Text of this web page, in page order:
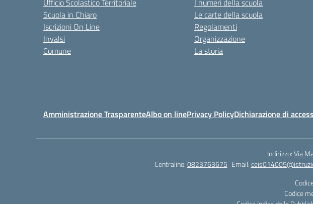
Ufficio Scolastico Territoriale
Scuola in Chiaro
Iscrizioni On Line
Invalsi
Comune
I numeri della scuola
Le carte della scuola
Regolamenti
Organizzazione
La storia
Amministrazione TrasparenteAlbo on linePrivacy PolicyDichiarazione di
Indirizzo:Via
Centralino:0823763675 Email:
Codice